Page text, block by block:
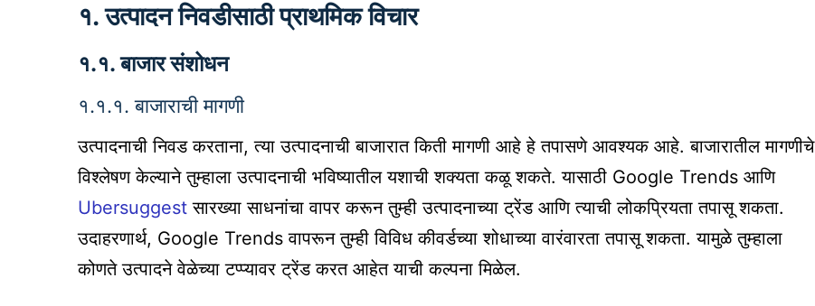
१. उत्पादन निवडीसाठी प्राथमिक विचार
१.१. बाजार संशोधन
१.१.१. बाजाराची मागणी
उत्पादनाची निवड करताना, त्या उत्पादनाची बाजारात किती मागणी आहे हे तपासणे आवश्यक आहे. बाजारातील मागणीचे
विश्लेषण केल्याने तुम्हाला उत्पादनाची भविष्यातील यशाची शक्यता कळू शकते. यासाठी Google Trends आणि
Ubersuggest सारख्या साधनांचा वापर करून तुम्ही उत्पादनाच्या ट्रेंड आणि त्याची लोकप्रियता तपासू शकता.
उदाहरणार्थ, Google Trends वापरून तुम्ही विविध कीवर्डच्या शोधाच्या वारंवारता तपासू शकता. यामुळे तुम्हाला
कोणते उत्पादने वेळेच्या टप्प्यावर ट्रेंड करत आहेत याची कल्पना मिळेल.